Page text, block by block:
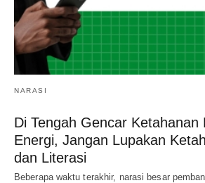
NARASI
Di Tengah Gencar Ketahanan
Energi, Jangan Lupakan
dan Literasi
Beberapa waktu terakhir, narasi besar